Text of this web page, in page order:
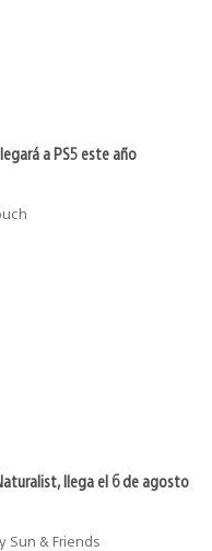
a PS5 este año
llega el 6 de agosto
Sun & Friends